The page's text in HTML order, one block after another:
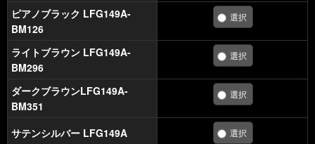
ピアノブラック LFG149A-
BM126
ライトブラウン LFG149A-
BM296
ダークブラウンLFG149A-
BM351
サテンシルバー LFG149A